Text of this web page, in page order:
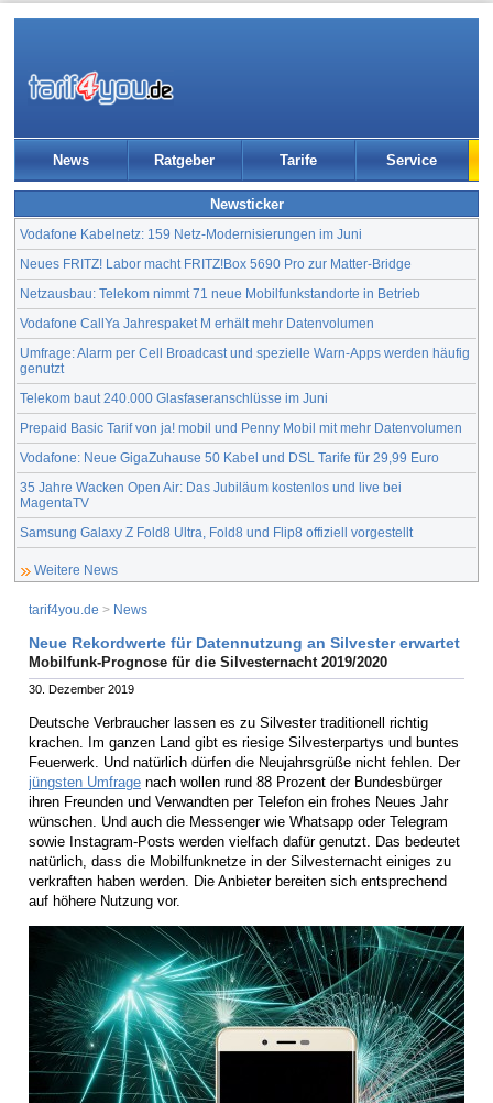
News Ratgeber Tarife Service
Newsticker
Vodafone Kabelnetz: 159 Netz-Modernisierungen im Juni
Neues FRITZ! Labor macht FRITZ!Box 5690 Pro zur Matter-Bridge
Netzausbau: Telekom nimmt 71 neue Mobilfunkstandorte in Betrieb
Vodafone CallYa Jahrespaket M erhält mehr Datenvolumen
Umfrage: Alarm per Cell Broadcast und spezielle Warn-Apps werden häufig
genutzt
Telekom baut 240.000 Glasfaseranschlüsse im Juni
Prepaid Basic Tarif von ja! mobil und Penny Mobil mit mehr Datenvolumen
Vodafone: Neue GigaZuhause 50 Kabel und DSL Tarife für 29,99 Euro
35 Jahre Wacken Open Air: Das Jubiläum kostenlos und live bei
MagentaTV
Samsung Galaxy Z Fold8 Ultra, Fold8 und Flip8 offiziell vorgestellt
Weitere News
tarif4you.de > News
Neue Rekordwerte für Datennutzung an Silvester erwartet
Mobilfunk-Prognose für die Silvesternacht 2019/2020
30. Dezember 2019
Deutsche Verbraucher lassen es zu Silvester traditionell richtig
krachen. Im ganzen Land gibt es riesige Silvesterpartys und buntes
Feuerwerk. Und natürlich dürfen die Neujahrsgrüße nicht fehlen. Der
jüngsten Umfrage nach wollen rund 88 Prozent der Bundesbürger
ihren Freunden und Verwandten per Telefon ein frohes Neues Jahr
wünschen. Und auch die Messenger wie Whatsapp oder Telegram
sowie Instagram-Posts werden vielfach dafür genutzt. Das bedeutet
natürlich, dass die Mobilfunknetze in der Silvesternacht einiges zu
verkraften haben werden. Die Anbieter bereiten sich entsprechend
auf höhere Nutzung vor.